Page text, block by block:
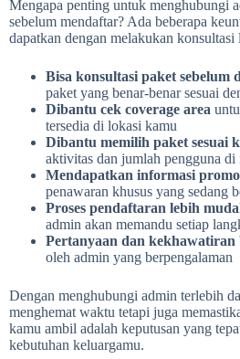
Mengapa penting untuk menghubungi
sebelum mendaftar? Ada beberapa
dapatkan dengan melakukan konsultasi
Bisa konsultasi paket sebelum
paket yang benar-benar sesuai
Dibantu cek coverage area
tersedia di lokasi kamu
Dibantu memilih paket sesuai
aktivitas dan jumlah pengguna di
Mendapatkan informasi
penawaran khusus yang sedang
Proses pendaftaran lebih
admin akan memandu setiap
Pertanyaan dan kekhawatiran
oleh admin yang berpengalaman
Dengan menghubungi admin terlebih
menghemat waktu tetapi juga
kamu ambil adalah keputusan yang
kebutuhan keluargamu.